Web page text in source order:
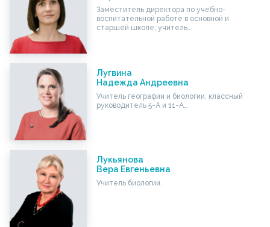
Заместитель директора по учебно-
воспитательной работе в основной и
старшей школе; учитель…
Лугвина
Надежда Андреевна
Учитель географии и биологии; классный
руководитель 5-А и 11-А…
Лукьянова
Вера Евгеньевна
Учитель биологии.